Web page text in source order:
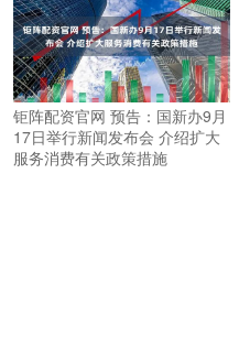
钜阵配资官网 预告：国新办9月
17日举行新闻发布会 介绍扩大
服务消费有关政策措施